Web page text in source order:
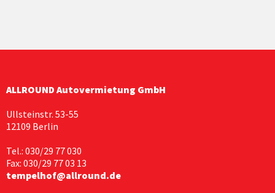
ALLROUND Autovermietung GmbH
Ullsteinstr. 53-55
12109 Berlin
Tel.: 030/29 77 030
Fax: 030/29 77 03 13
tempelhof@allround.de